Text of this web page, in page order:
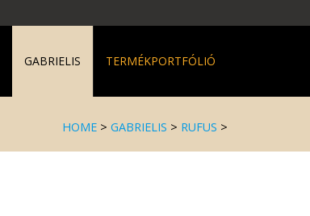
GABRIELIS TERMÉKPORTFÓLIÓ
HOME > GABRIELIS > RUFUS >